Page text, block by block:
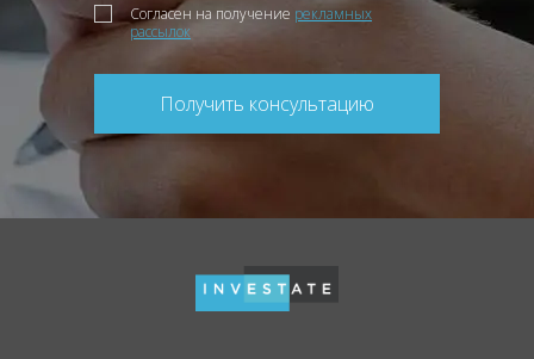
Согласен на получение рекламных
рассылок
Получить консультацию